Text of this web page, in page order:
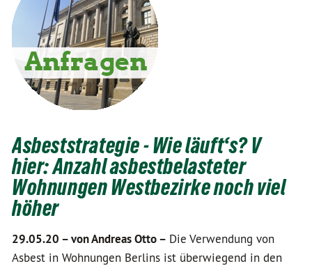
Asbeststrategie - Wie läuft‘s? V
hier: Anzahl asbestbelasteter
Wohnungen Westbezirke noch viel
höher
29.05.20 –von Andreas Otto – Die Verwendung von
Asbest in Wohnungen Berlins ist überwiegend in den